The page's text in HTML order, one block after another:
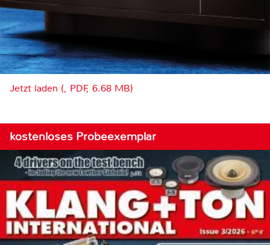
Jetzt laden (, PDF, 6.68 MB)
kostenloses Probeexemplar